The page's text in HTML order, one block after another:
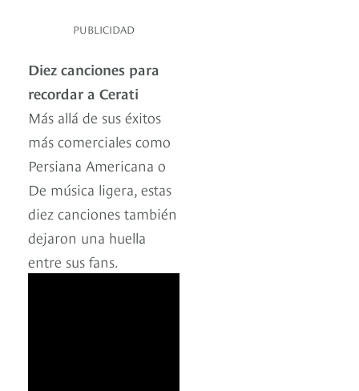
PUBLICIDAD
Diez canciones para
recordar a Cerati
Más allá de sus éxitos
más comerciales como
Persiana Americana o
De música ligera, estas
diez canciones también
dejaron una huella
entre sus fans.